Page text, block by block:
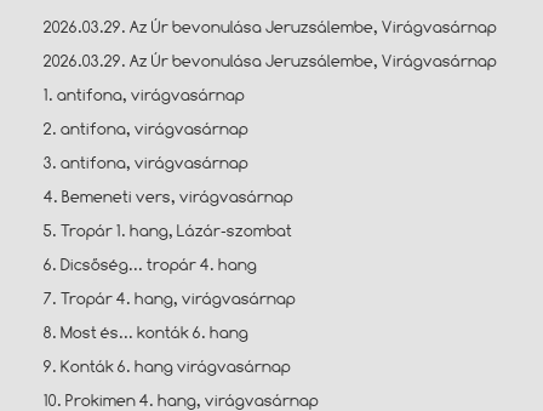
2026.03.29. Az Úr bevonulása Jeruzsálembe, Virágvasárnap
2026.03.29. Az Úr bevonulása Jeruzsálembe, Virágvasárnap
1. antifona, virágvasárnap
2. antifona, virágvasárnap
3. antifona, virágvasárnap
4. Bemeneti vers, virágvasárnap
5. Tropár 1. hang, Lázár-szombat
6. Dicsőség... tropár 4. hang
7. Tropár 4. hang, virágvasárnap
8. Most és... konták 6. hang
9. Konták 6. hang virágvasárnap
10. Prokimen 4. hang, virágvasárnap